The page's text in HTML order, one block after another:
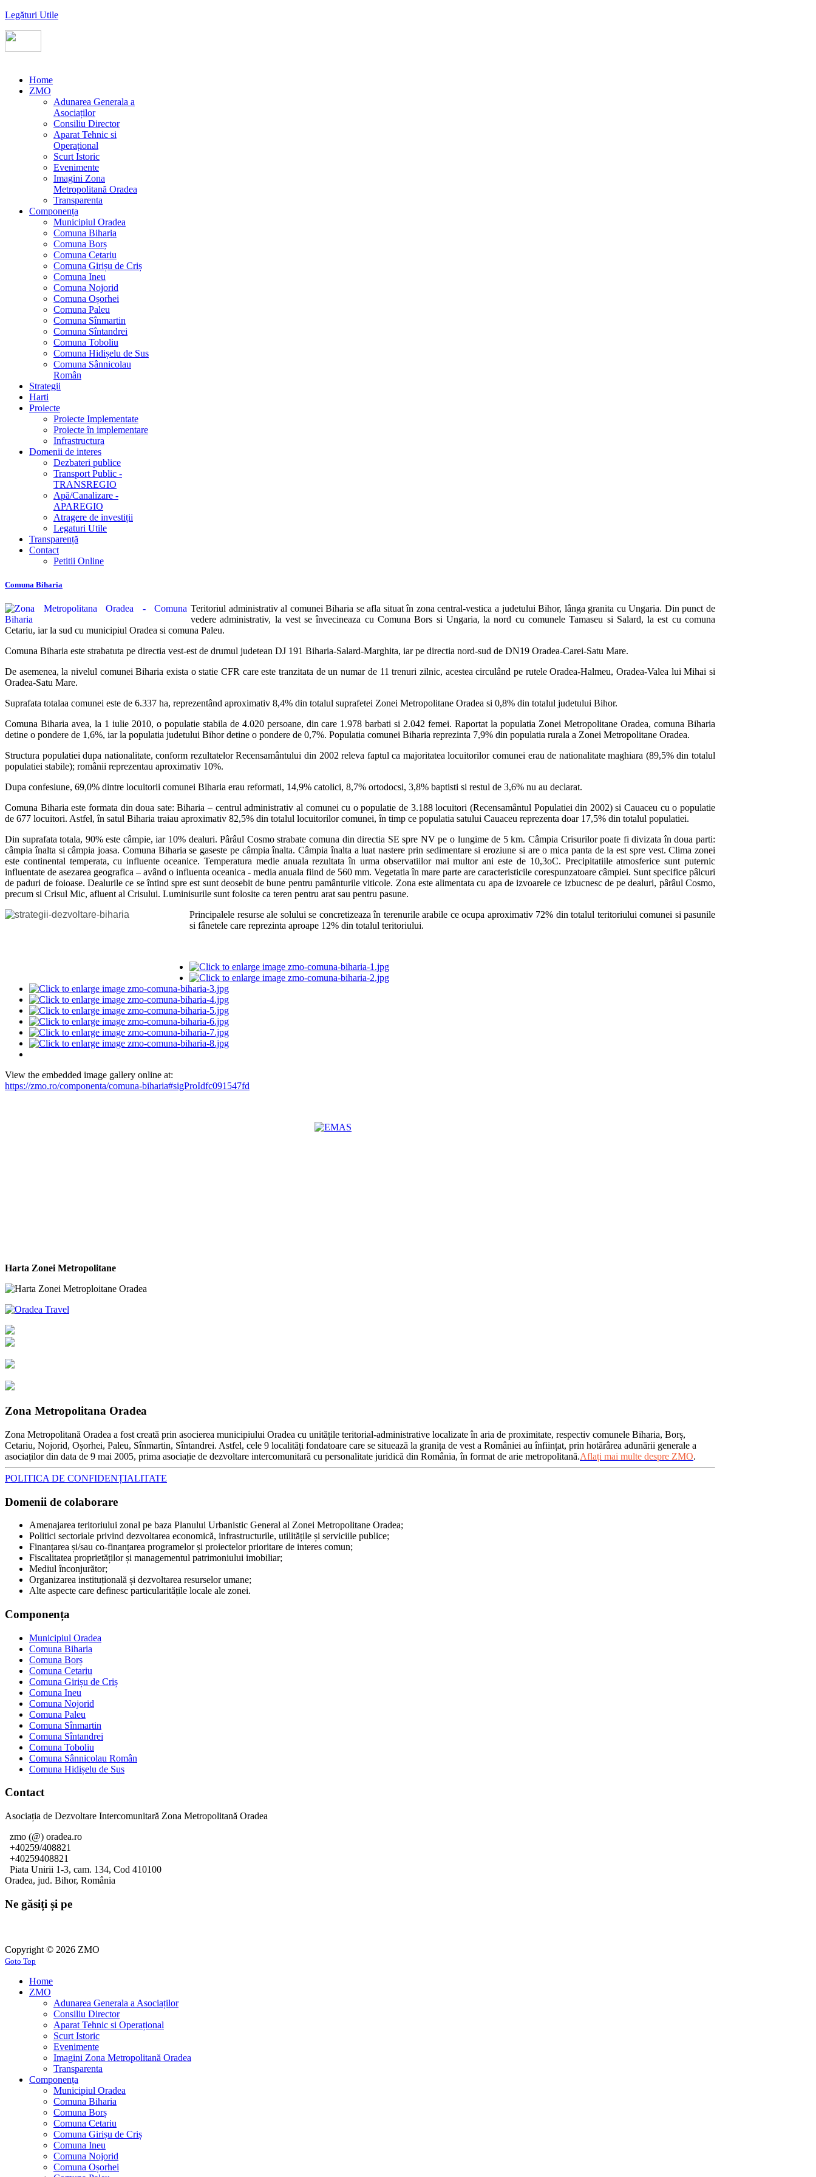
Legături Utile
Home
ZMO
Adunarea Generala a
Asociaților
Consiliu Director
Aparat Tehnic si
Operațional
Scurt Istoric
Evenimente
Imagini Zona
Metropolitană Oradea
Transparenta
Componența
Municipiul Oradea
Comuna Biharia
Comuna Borș
Comuna Cetariu
Comuna Girișu de Criș
Comuna Ineu
Comuna Nojorid
Comuna Oșorhei
Comuna Paleu
Comuna Sînmartin
Comuna Sîntandrei
Comuna Toboliu
Comuna Hidișelu de Sus
Comuna Sânnicolau
Român
Strategii
Harti
Proiecte
Proiecte Implementate
Proiecte în implementare
Infrastructura
Domenii de interes
Dezbateri publice
Transport Public -
TRANSREGIO
Apă/Canalizare -
APAREGIO
Atragere de investiții
Legaturi Utile
Transparență
Contact
Petitii Online
Comuna Biharia
Teritoriul administrativ al comunei Biharia se afla situat în zona central-vestica a judetului Bihor, lânga granita cu Ungaria. Din punct de
vedere administrativ, la vest se învecineaza cu Comuna Bors si Ungaria, la nord cu comunele Tamaseu si Salard, la est cu comuna
Cetariu, iar la sud cu municipiul Oradea si comuna Paleu.
Comuna Biharia este strabatuta pe directia vest-est de drumul judetean DJ 191 Biharia-Salard-Marghita, iar pe directia nord-sud de DN19 Oradea-Carei-Satu Mare.
De asemenea, la nivelul comunei Biharia exista o statie CFR care este tranzitata de un numar de 11 trenuri zilnic, acestea circulând pe rutele Oradea-Halmeu, Oradea-Valea lui Mihai si
Oradea-Satu Mare.
Suprafata totalaa comunei este de 6.337 ha, reprezentând aproximativ 8,4% din totalul suprafetei Zonei Metropolitane Oradea si 0,8% din totalul judetului Bihor.
Comuna Biharia avea, la 1 iulie 2010, o populatie stabila de 4.020 persoane, din care 1.978 barbati si 2.042 femei. Raportat la populatia Zonei Metropolitane Oradea, comuna Biharia
detine o pondere de 1,6%, iar la populatia judetului Bihor detine o pondere de 0,7%. Populatia comunei Biharia reprezinta 7,9% din populatia rurala a Zonei Metropolitane Oradea.
Structura populatiei dupa nationalitate, conform rezultatelor Recensamântului din 2002 releva faptul ca majoritatea locuitorilor comunei erau de nationalitate maghiara (89,5% din totalul
populatiei stabile); românii reprezentau aproximativ 10%.
Dupa confesiune, 69,0% dintre locuitorii comunei Biharia erau reformati, 14,9% catolici, 8,7% ortodocsi, 3,8% baptisti si restul de 3,6% nu au declarat.
Comuna Biharia este formata din doua sate: Biharia – centrul administrativ al comunei cu o populatie de 3.188 locuitori (Recensamântul Populatiei din 2002) si Cauaceu cu o populatie
de 677 locuitori. Astfel, în satul Biharia traiau aproximativ 82,5% din totalul locuitorilor comunei, în timp ce populatia satului Cauaceu reprezenta doar 17,5% din totalul populatiei.
Din suprafata totala, 90% este câmpie, iar 10% dealuri. Pârâul Cosmo strabate comuna din directia SE spre NV pe o lungime de 5 km. Câmpia Crisurilor poate fi divizata în doua parti:
câmpia înalta si câmpia joasa. Comuna Biharia se gaseste pe câmpia înalta. Câmpia înalta a luat nastere prin sedimentare si eroziune si are o mica panta de la est spre vest. Clima zonei
este continental temperata, cu influente oceanice. Temperatura medie anuala rezultata în urma observatiilor mai multor ani este de 10,3oC. Precipitatiile atmosferice sunt puternic
influentate de asezarea geografica – având o influenta oceanica - media anuala fiind de 560 mm. Vegetatia în mare parte are caracteristicile corespunzatoare câmpiei. Sunt specifice pâlcuri
de paduri de foioase. Dealurile ce se întind spre est sunt deosebit de bune pentru pamânturile viticole. Zona este alimentata cu apa de izvoarele ce izbucnesc de pe dealuri, pârâul Cosmo,
precum si Crisul Mic, afluent al Crisului. Luminisurile sunt folosite ca teren pentru arat sau pentru pasune.
Principalele resurse ale solului se concretizeaza în terenurile arabile ce ocupa aproximativ 72% din totalul teritoriului comunei si pasunile
si fânetele care reprezinta aproape 12% din totalul teritoriului.
View the embedded image gallery online at:
https://zmo.ro/componenta/comuna-biharia#sigProIdfc091547fd
Harta Zonei Metropolitane
Zona Metropolitana Oradea
Zona Metropolitană Oradea a fost creată prin asocierea municipiului Oradea cu unitățile teritorial-administrative localizate în aria de proximitate, respectiv comunele Biharia, Borș,
Cetariu, Nojorid, Oșorhei, Paleu, Sînmartin, Sîntandrei. Astfel, cele 9 localități fondatoare care se situează la granița de vest a României au înființat, prin hotărârea adunării generale a
asociaților din data de 9 mai 2005, prima asociație de dezvoltare intercomunitară cu personalitate juridică din România, în format de arie metropolitană.Aflați mai multe despre ZMO.
POLITICA DE CONFIDENȚIALITATE
Domenii de colaborare
Amenajarea teritoriului zonal pe baza Planului Urbanistic General al Zonei Metropolitane Oradea;
Politici sectoriale privind dezvoltarea economică, infrastructurile, utilitățile și serviciile publice;
Finanțarea și/sau co-finanțarea programelor și proiectelor prioritare de interes comun;
Fiscalitatea proprietăților și managementul patrimoniului imobiliar;
Mediul înconjurător;
Organizarea instituțională și dezvoltarea resurselor umane;
Alte aspecte care definesc particularitățile locale ale zonei.
Componența
Municipiul Oradea
Comuna Biharia
Comuna Borș
Comuna Cetariu
Comuna Girișu de Criș
Comuna Ineu
Comuna Nojorid
Comuna Paleu
Comuna Sînmartin
Comuna Sîntandrei
Comuna Toboliu
Comuna Sânnicolau Român
Comuna Hidișelu de Sus
Contact
Asociația de Dezvoltare Intercomunitară Zona Metropolitană Oradea
zmo (@) oradea.ro
+40259/408821
+40259408821
Piata Unirii 1-3, cam. 134, Cod 410100
Oradea, jud. Bihor, România
Ne găsiți și pe
Copyright © 2026 ZMO
Goto Top
Home
ZMO
Adunarea Generala a Asociaților
Consiliu Director
Aparat Tehnic si Operațional
Scurt Istoric
Evenimente
Imagini Zona Metropolitană Oradea
Transparenta
Componența
Municipiul Oradea
Comuna Biharia
Comuna Borș
Comuna Cetariu
Comuna Girișu de Criș
Comuna Ineu
Comuna Nojorid
Comuna Oșorhei